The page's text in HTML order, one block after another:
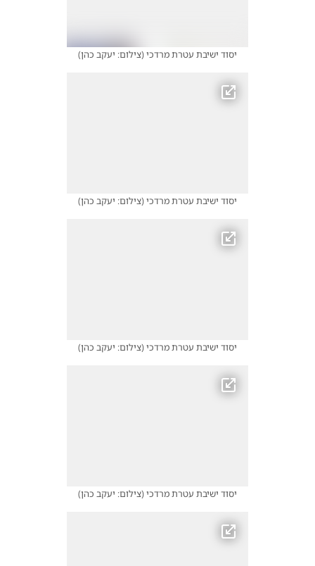
יסוד ישיבת עטרת מרדכי(צילום: יעקב כהן)
יסוד ישיבת עטרת מרדכי(צילום: יעקב כהן)
יסוד ישיבת עטרת מרדכי(צילום: יעקב כהן)
יסוד ישיבת עטרת מרדכי(צילום: יעקב כהן)